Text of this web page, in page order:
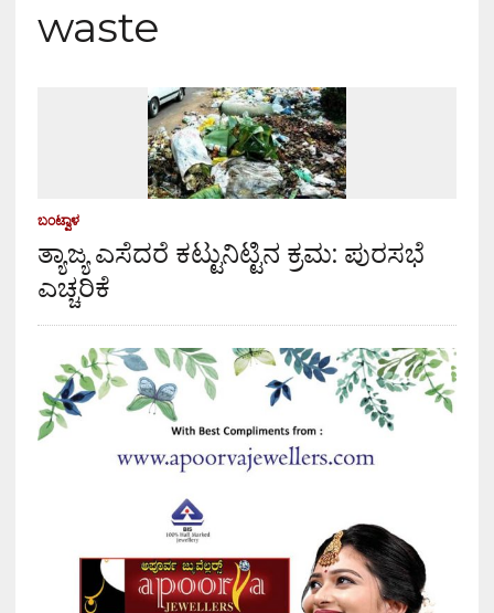
waste
ಬಂಟ್ವಾಳ
ತ್ಯಾಜ್ಯ ಎಸೆದರೆ ಕಟ್ಟುನಿಟ್ಟಿನ ಕ್ರಮ: ಪುರಸಭೆ
ಎಚ್ಚರಿಕೆ